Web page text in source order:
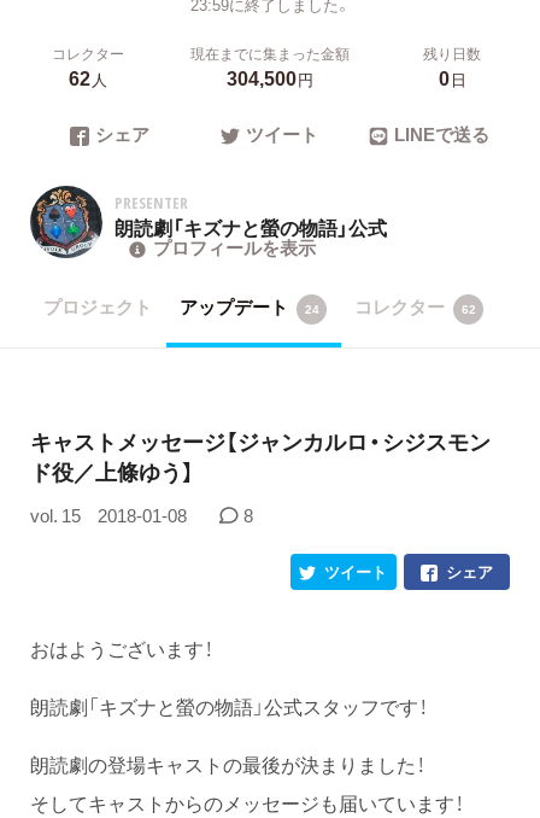
コレクター
62人
現在までに集まった金額
304,500円
残り日数
0日
シェア ツイート LINEで送る
PRESENTER
朗読劇「キズナと螢の物語」公式
プロフィールを表示
プロジェクト アップデート 24 コレクター 62
キャストメッセージ【ジャンカルロ・シジスモン
ド役／上條ゆう】
vol. 15 2018-01-08 8
シェア
ツイート
おはようございます！
朗読劇「キズナと螢の物語」公式スタッフです！
朗読劇の登場キャストの最後が決まりました！
そしてキャストからのメッセージも届いています！